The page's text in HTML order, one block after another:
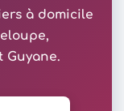
à domicile
Guyane.